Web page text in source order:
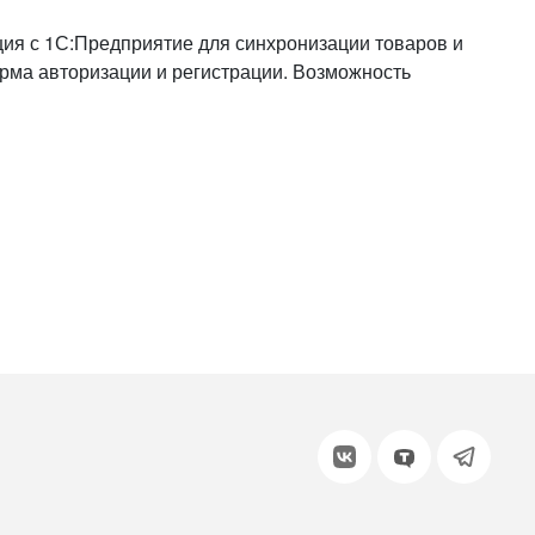
с 1С:Предприятие для синхронизации товаров и
авторизации и регистрации. Возможность